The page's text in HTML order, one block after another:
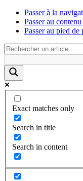
Passer à la
Passer au
Passer au pied de
Exact matches only
Search in title
Search in content